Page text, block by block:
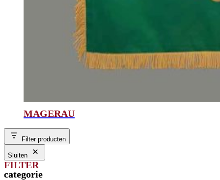
MAGERAU
Filter producten
Sluiten
FILTER
categorie